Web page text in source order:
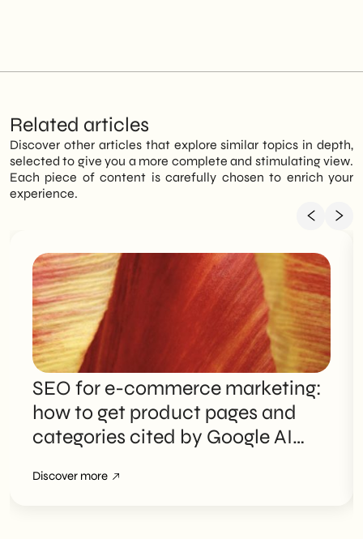
Related articles
Discover other articles that explore similar topics in depth,
selected to give you a more complete and stimulating view.
Each piece of content is carefully chosen to enrich your
experience.
SEO for e-commerce marketing:
how to get product pages and
categories cited by Google AI
Discover more